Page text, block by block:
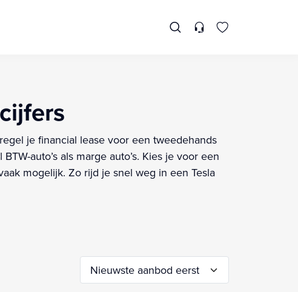
je financial lease voor een tweedehands
auto’s als marge auto’s. Kies je voor een
mogelijk. Zo rijd je snel weg in een Tesla